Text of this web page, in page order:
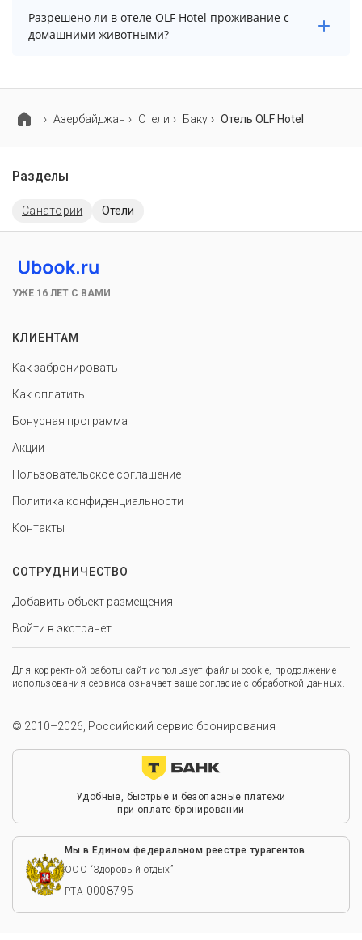
В отеле OLF Hotel есть парковка, уточните
информацию перед бронированием у менеджера,
возможно, услуга оплачивается отдельно.
Разрешено ли в отеле OLF Hotel проживание с
домашними животными?
Азербайджан Отели Баку Отель OLF Hotel
Разделы
Санатории Отели
УЖЕ 16 ЛЕТ С ВАМИ
КЛИЕНТАМ
Как забронировать
Как оплатить
Бонусная программа
Акции
Пользовательское соглашение
Политика конфиденциальности
Контакты
СОТРУДНИЧЕСТВО
Добавить объект размещения
Войти в экстранет
Для корректной работы сайт использует файлы cookie, продолжение
использования сервиса означает ваше согласие с обработкой данных.
© 2010–2026, Российский сервис бронирования
Удобные, быстрые и безопасные платежи
при оплате бронирований
Мы в Едином федеральном реестре турагентов
ООО “Здоровый отдых”
РТА 0008795